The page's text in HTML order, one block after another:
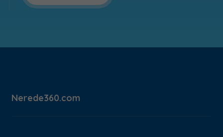
Nerede360.com